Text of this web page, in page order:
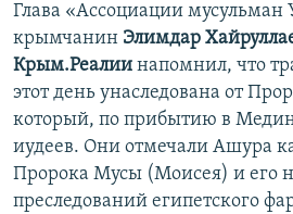
Глава «Ассоциации
крымчанин Элимдар
Крым.Реалии напомнил, что
этот день унаследована от
который, по прибытию в
иудеев. Они отмечали Ашура
Пророка Мусы (Моисея) и его
преследований египетского